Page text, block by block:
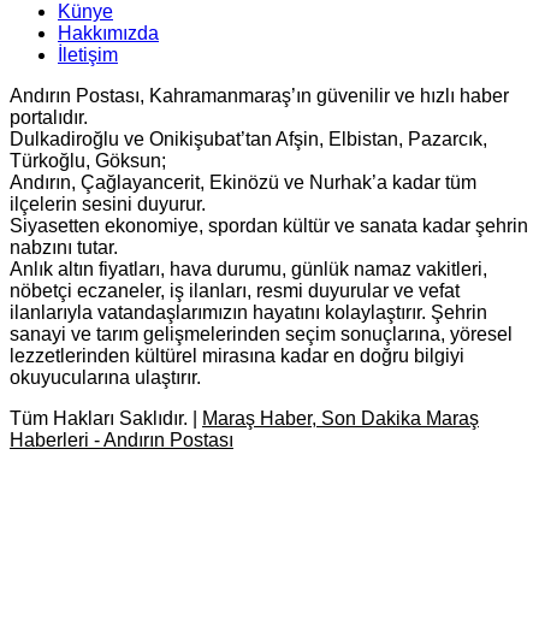
Künye
Hakkımızda
İletişim
Andırın Postası, Kahramanmaraş’ın güvenilir ve hızlı haber
portalıdır.
Dulkadiroğlu ve Onikişubat’tan Afşin, Elbistan, Pazarcık,
Türkoğlu, Göksun;
Andırın, Çağlayancerit, Ekinözü ve Nurhak’a kadar tüm
ilçelerin sesini duyurur.
Siyasetten ekonomiye, spordan kültür ve sanata kadar şehrin
nabzını tutar.
Anlık altın fiyatları, hava durumu, günlük namaz vakitleri,
nöbetçi eczaneler, iş ilanları, resmi duyurular ve vefat
ilanlarıyla vatandaşlarımızın hayatını kolaylaştırır. Şehrin
sanayi ve tarım gelişmelerinden seçim sonuçlarına, yöresel
lezzetlerinden kültürel mirasına kadar en doğru bilgiyi
okuyucularına ulaştırır.
Tüm Hakları Saklıdır. |
Maraş Haber, Son Dakika Maraş
Haberleri - Andırın Postası